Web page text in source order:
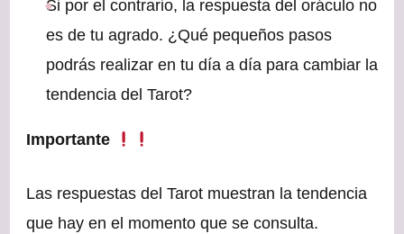
Si por el contrario, la respuesta del oráculo no
es de tu agrado. ¿Qué pequeños pasos
podrás realizar en tu día a día para cambiar la
tendencia del Tarot?
Importante
Las respuestas del Tarot muestran la tendencia
que hay en el momento que se consulta.